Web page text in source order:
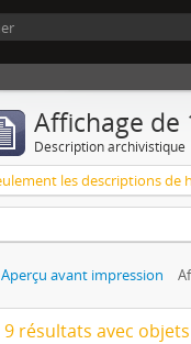
Affichage de
Description archivistique
Aperçu avant impression
9 résultats avec